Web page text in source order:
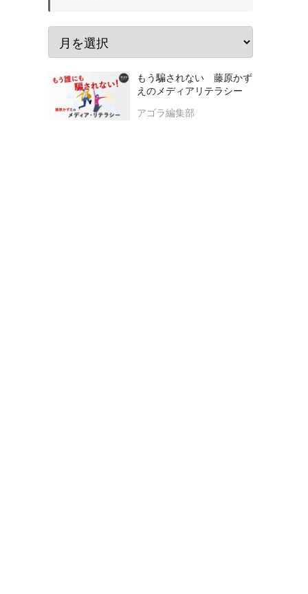
もう騙されない 藤原かず
えのメディアリテラシー
アゴラ編集部